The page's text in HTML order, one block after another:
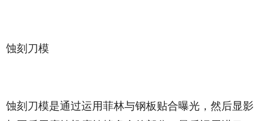
蚀刻刀模
蚀刻刀模是通过运用菲林与钢板贴合曝光，然后显影